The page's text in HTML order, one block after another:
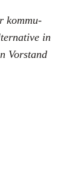
kom­mu­
in
Vor­stand